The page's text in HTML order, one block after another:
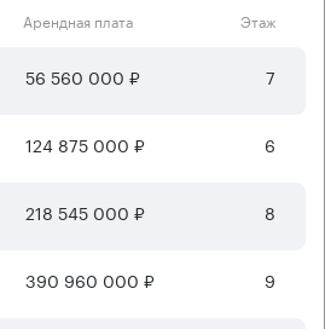
Арендная плата Этаж
56 560 000 ₽ 7
124 875 000 ₽ 6
218 545 000 ₽ 8
390 960 000 ₽ 9